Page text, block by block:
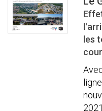
les